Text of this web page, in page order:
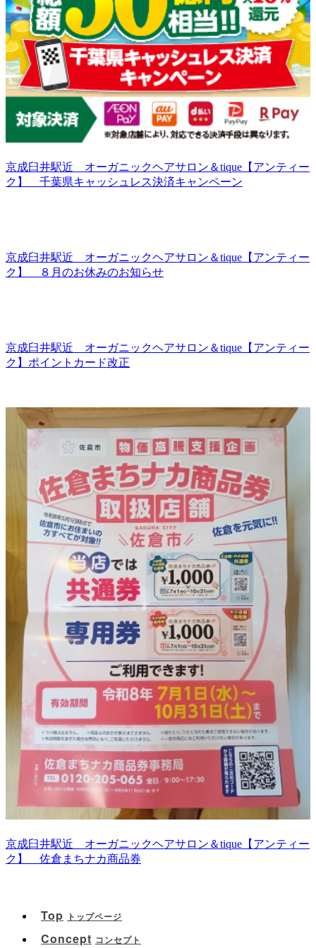
京成臼井駅近 オーガニックヘアサロン＆tique【アンティー
ク】 千葉県キャッシュレス決済キャンペーン
京成臼井駅近 オーガニックヘアサロン＆tique【アンティー
ク】 ８月のお休みのお知らせ
京成臼井駅近 オーガニックヘアサロン＆tique【アンティー
ク】ポイントカード改正
京成臼井駅近 オーガニックヘアサロン＆tique【アンティー
ク】 佐倉まちナカ商品券
Top トップページ
Concept コンセプト